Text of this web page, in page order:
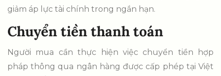
giảm áp lực tài chính trong ngắn hạn.
Chuyển tiền thanh toán
Người mua cần thực hiện việc chuyển tiền hợp
pháp thông qua ngân hàng được cấp phép tại Việt